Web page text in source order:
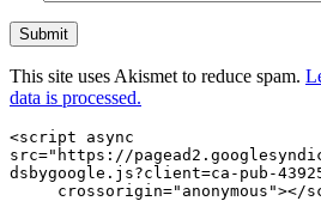
This site uses Akismet to reduce spam.
data is processed.
<script async
src="https://
dsbygoogle.js?client=ca-pub-
crossorigin="anonymous"></